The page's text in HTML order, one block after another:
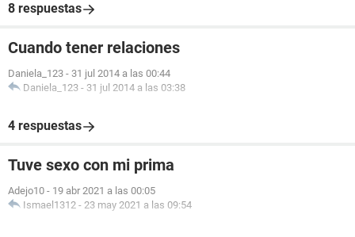
8 respuestas
Cuando tener relaciones
Daniela_123 - 31 jul 2014 a las 00:44
Daniela_123 - 31 jul 2014 a las 03:38
4 respuestas
Tuve sexo con mi prima
Adejo10 - 19 abr 2021 a las 00:05
Ismael1312 - 23 may 2021 a las 09:54